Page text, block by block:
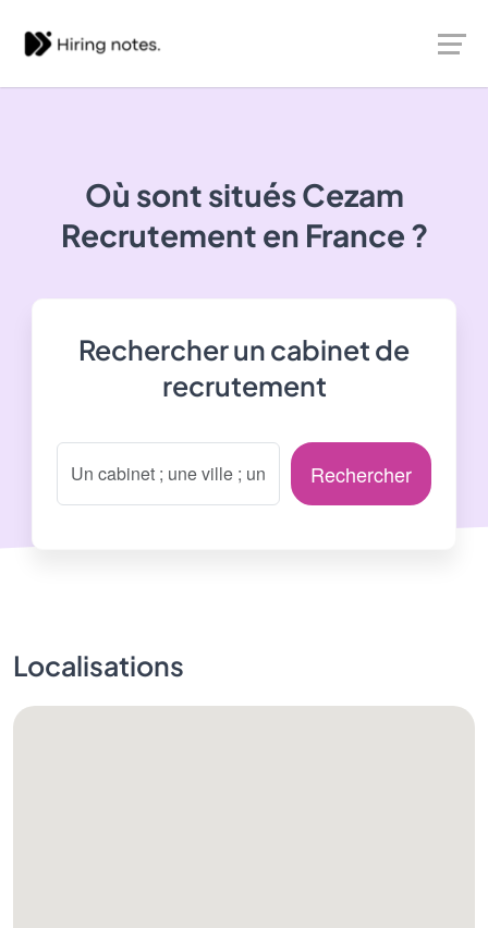
Où sont situésCezam
Recrutement en France ?
Rechercher un cabinet de
recrutement
Rechercher
Localisations